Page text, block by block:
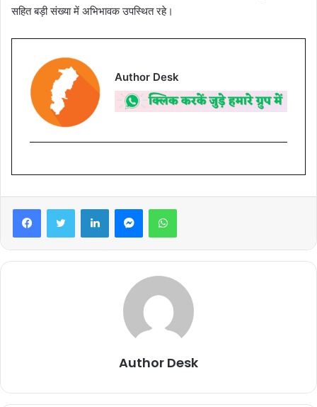
सहित बड़ी संख्या में अभिभावक उपस्थित रहे।
Author Desk
FacebookTwitter LinkedInMessengerWhatsApp
Author Desk